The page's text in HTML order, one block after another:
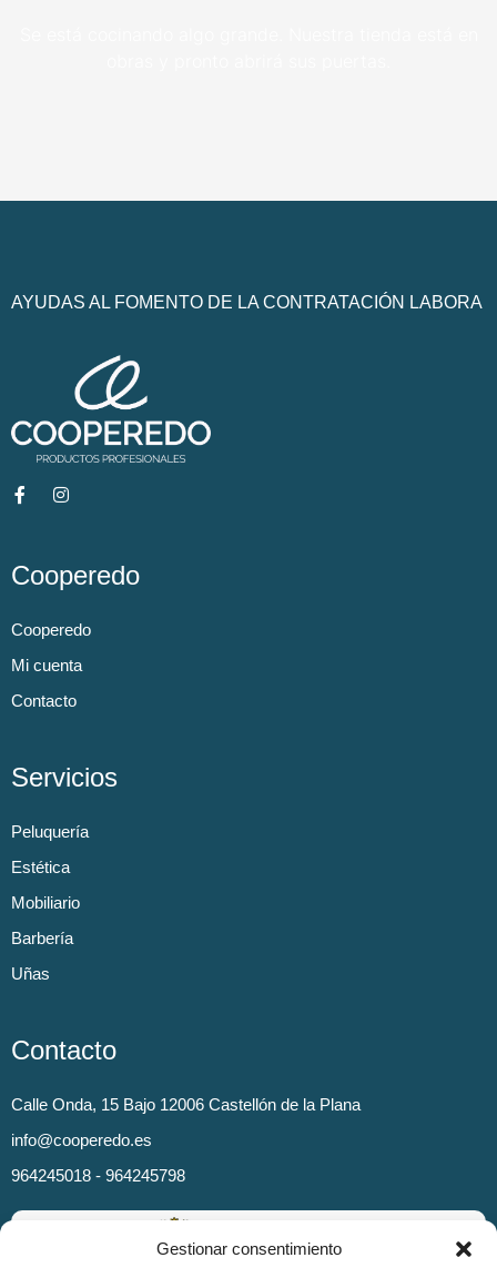
Gestionar consentimiento
AYUDAS AL FOMENTO DE LA CONTRATACIÓN LABORA
Cooperedo
Cooperedo
Mi cuenta
Contacto
Servicios
Peluquería
Estética
Mobiliario
Barbería
Uñas
Contacto
Calle Onda, 15 Bajo 12006 Castellón de la Plana
info@cooperedo.es
964245018 - 964245798